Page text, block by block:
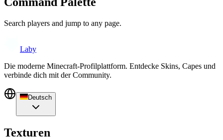
Search players and jump to any page.
Laby
Die moderne Minecraft-Profilplattform. Entdecke Skins, Capes und
verbinde dich mit der Community.
Deutsch
Texturen